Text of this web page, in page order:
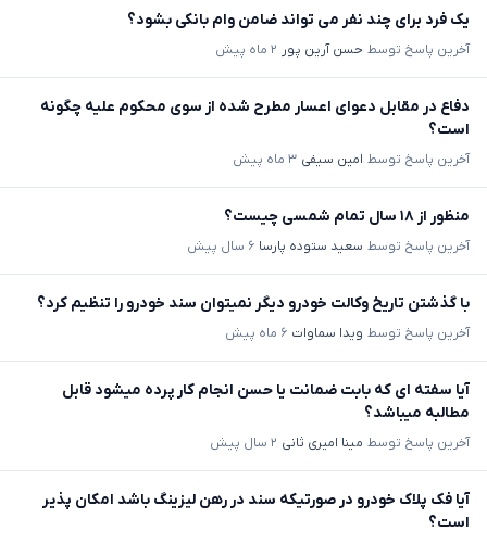
یک فرد برای چند نفر می تواند ضامن وام بانکی بشود؟
آخرین پاسخ توسط حسن آرین پور ۲ ماه پیش
دفاع در مقابل دعوای اعسار مطرح شده از سوی محکوم علیه چگونه
است؟
آخرین پاسخ توسط امین سیفی ۳ ماه پیش
منظور از ۱۸ سال تمام شمسی چیست؟
آخرین پاسخ توسط سعید ستوده پارسا ۶ سال پیش
با گذشتن تاریخ وکالت خودرو دیگر نمیتوان سند خودرو را تنظیم کرد؟
آخرین پاسخ توسط ویدا سماوات ۶ ماه پیش
آیا سفته ای که بابت ضمانت یا حسن انجام کار پرده میشود قابل
مطالبه میباشد؟
آخرین پاسخ توسط مینا امیری ثانی ۲ سال پیش
آیا فک پلاک خودرو در صورتیکه سند در رهن لیزینگ باشد امکان پذیر
است؟